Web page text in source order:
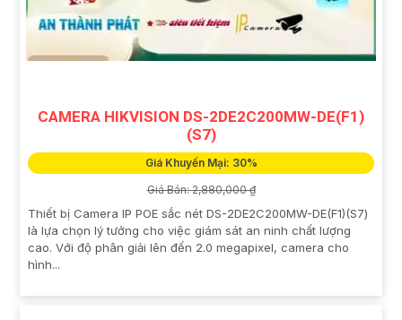
CAMERA HIKVISION DS-2DE2C200MW-DE(F1)
(S7)
Giá Khuyến Mại: 30%
Giá Bán: 2,880,000 ₫
Thiết bị Camera IP POE sắc nét DS-2DE2C200MW-DE(F1)(S7)
là lựa chọn lý tưởng cho việc giám sát an ninh chất lượng
cao. Với độ phân giải lên đến 2.0 megapixel, camera cho
hình...